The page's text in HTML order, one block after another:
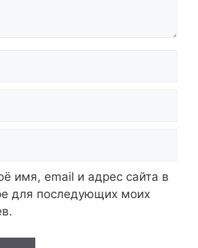
имя, email и адрес сайта в
для последующих моих